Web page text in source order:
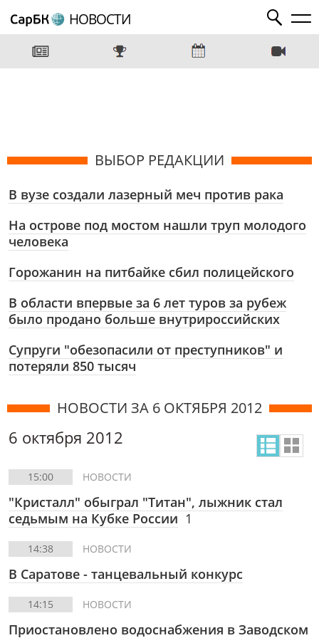
НОВОСТИ
ВЫБОР РЕДАКЦИИ
В вузе создали лазерный меч против рака
На острове под мостом нашли труп молодого
человека
Горожанин на питбайке сбил полицейского
В области впервые за 6 лет туров за рубеж
было продано больше внутрироссийских
Супруги "обезопасили от преступников" и
потеряли 850 тысяч
НОВОСТИ ЗА 6 ОКТЯБРЯ 2012
6 октября 2012
15:00 НОВОСТИ
"Кристалл" обыграл "Титан", лыжник стал
седьмым на Кубке России 1
14:38 НОВОСТИ
В Саратове - танцевальный конкурс
14:15 НОВОСТИ
Приостановлено водоснабжения в Заводском